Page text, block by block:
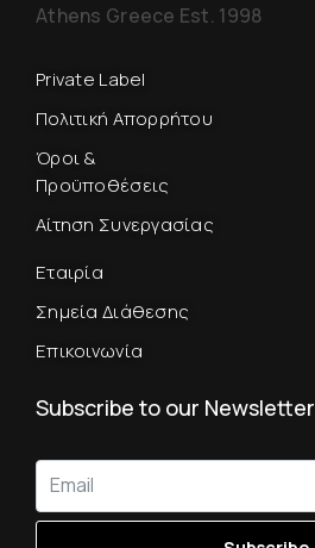
Athens Greece Est. 1998
Private Label
Πολιτική Απορρήτου
Όροι &
Προϋποθέσεις
Αίτηση Συνεργασίας
Εταιρία
Σημεία Διάθεσης
Επικοινωνία
Subscribe to our Newsletter